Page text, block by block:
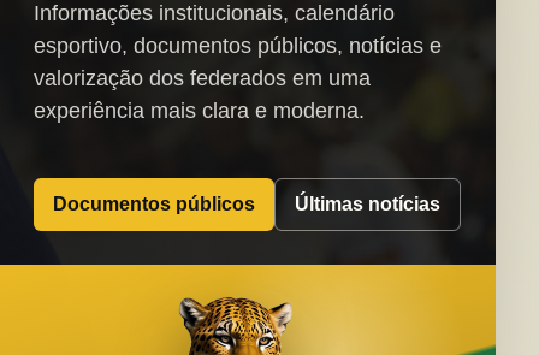
Informações institucionais, calendário
esportivo, documentos públicos, notícias e
valorização dos federados em uma
experiência mais clara e moderna.
Documentos públicos Últimas notícias